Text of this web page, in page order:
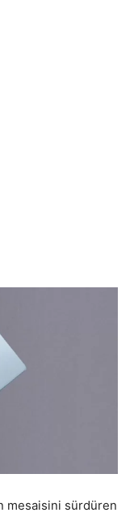
mesaisini sürdüren